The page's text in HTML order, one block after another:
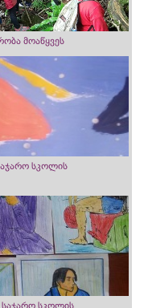
მოაწყვეს
სკოლის